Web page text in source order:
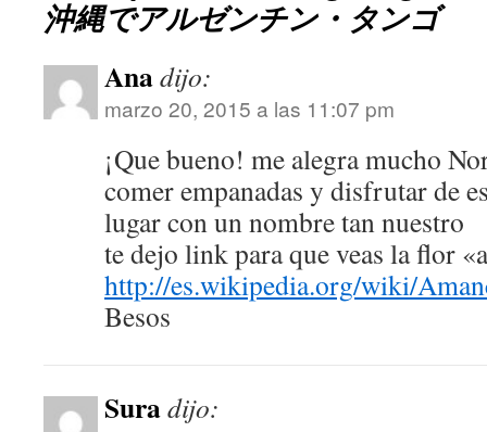
沖縄でアルゼンチン・タンゴ
Anadijo:
marzo 20, 2015 a las 11:07 pm
¡Que bueno! me alegra mucho
comer empanadas y disfrutar de
lugar con un nombre tan nuestro
te dejo link para que veas la flor
http://es.wikipedia.org/wiki/
Besos
Suradijo: